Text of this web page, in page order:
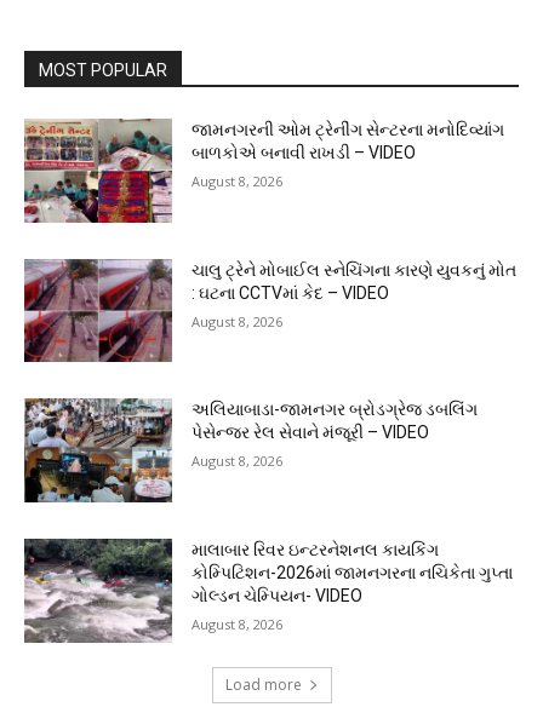
MOST POPULAR
જામનગરની ઓમ ટ્રેનીંગ સેન્ટરના મનોદિવ્યાંગ
બાળકોએ બનાવી રાખડી – VIDEO
August 8, 2026
ચાલુ ટ્રેને મોબાઈલ સ્નેચિંગના કારણે યુવકનું મોત
: ઘટના CCTVમાં કેદ – VIDEO
August 8, 2026
અલિયાબાડા-જામનગર બ્રોડગ્રેજ ડબલિંગ
પેસેન્જર રેલ સેવાને મંજૂરી – VIDEO
August 8, 2026
માલાબાર રિવર ઇન્ટરનેશનલ કાયકિંગ
કોમ્પિટિશન-2026માં જામનગરના નચિકેતા ગુપ્તા
ગોલ્ડન ચેમ્પિયન- VIDEO
August 8, 2026
Load more